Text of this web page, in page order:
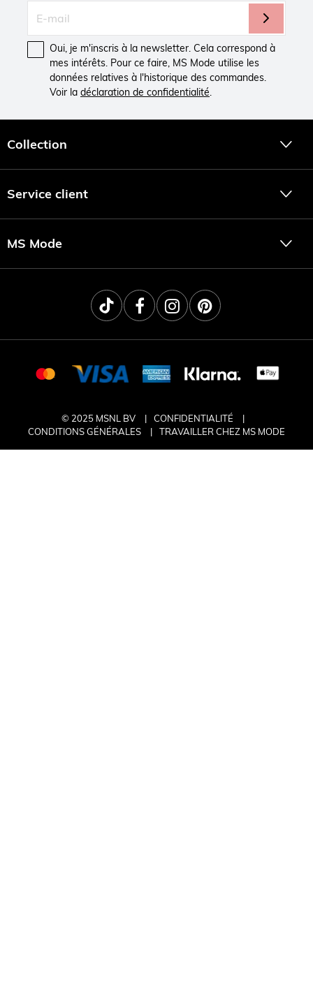
Oui, je m'inscris à la newsletter. Cela correspond à
mes intérêts. Pour ce faire, MS Mode utilise les
données relatives à l'historique des commandes.
Voir la déclaration de confidentialité.
Collection
Service client
MS Mode
© 2025 MSNL BV
CONFIDENTIALITÉ
CONDITIONS GÉNÉRALES
TRAVAILLER CHEZ MS MODE